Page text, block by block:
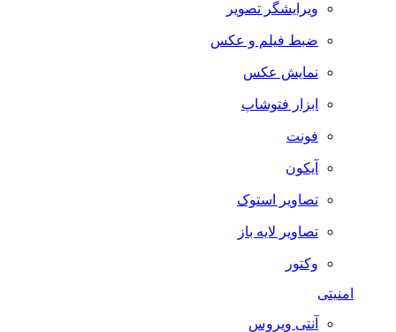
ویرایشگر تصویر
ضبط فيلم و عكس
نمایش عکس
ابزار فتوشاپ
فونت
آیکون
تصاویر استوک
تصاویر لایه باز
وکتور
آنتی ویروس